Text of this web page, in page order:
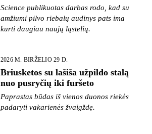
Science publikuotas darbas rodo, kad su
amžiumi pilvo riebalų audinys pats ima
kurti daugiau naujų ląstelių.
2026 M. BIRŽELIO 29 D.
Briusketos su lašiša užpildo stalą
nuo pusryčių iki furšeto
Paprastas būdas iš vienos duonos riekės
padaryti vakarienės žvaigždę.